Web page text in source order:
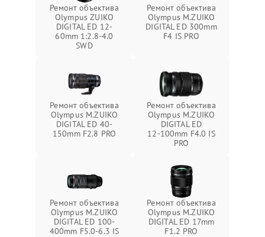
Ремонт объектива
Olympus ZUIKO
DIGITAL ED 12-
60mm 1:2.8-4.0
SWD
Ремонт объектива
Olympus M.ZUIKO
DIGITAL ED 300mm
F4 IS PRO
Ремонт объектива
Olympus M.ZUIKO
DIGITAL ED 40-
150mm F2.8 PRO
Ремонт объектива
Olympus M.ZUIKO
DIGITAL ED
12‑100mm F4.0 IS
PRO
Ремонт объектива
Olympus M.ZUIKO
DIGITAL ED 100-
400mm F5.0-6.3 IS
Ремонт объектива
Olympus M.ZUIKO
DIGITAL ED 17mm
F1.2 PRO